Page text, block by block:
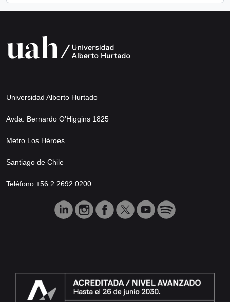
Universidad Alberto Hurtado
Avda. Bernardo O’Higgins 1825
Metro Los Héroes
Santiago de Chile
Teléfono +56 2 2692 0200